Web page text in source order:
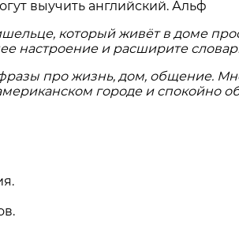
который живёт в доме
настроение и расширите
про жизнь, дом, общение.
городе и спокойно